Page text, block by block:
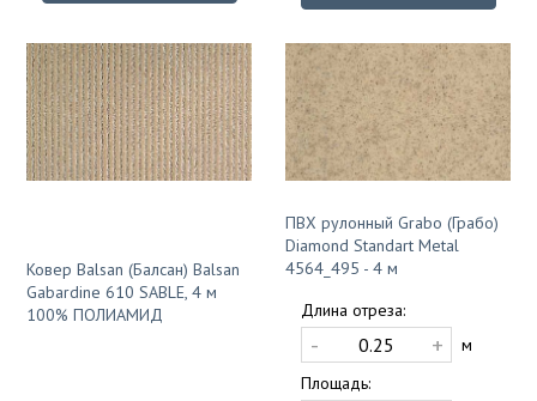
Ковер Balsan (Балсан) Balsan
Gabardine 610 SABLE, 4 м
100% ПОЛИАМИД
ПВХ рулонный Grabo (Грабо)
Diamond Standart Metal
4564_495 - 4 м
Длина отреза:
- +
м
Площадь: